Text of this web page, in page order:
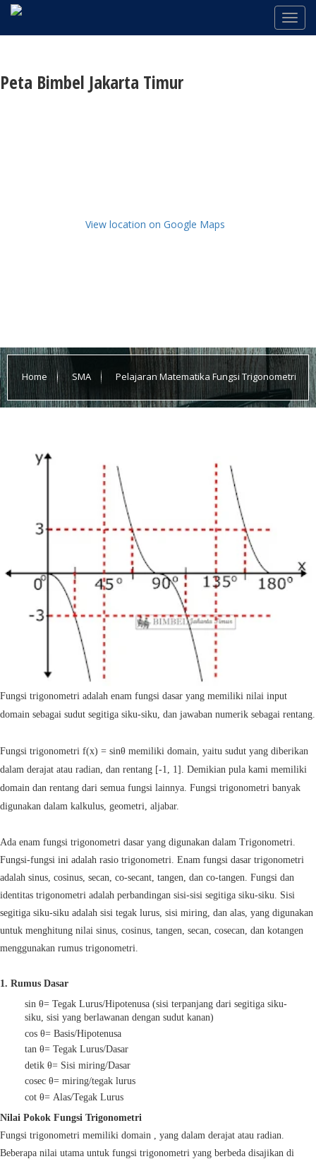
Peta Bimbel Jakarta Timur
View location on Google Maps
Home SMA Pelajaran Matematika Fungsi Trigonometri
Fungsi trigonometri adalah enam fungsi dasar yang memiliki nilai input
domain sebagai sudut segitiga siku-siku, dan jawaban numerik sebagai rentang.
Fungsi trigonometri f(x) = sinθ memiliki domain, yaitu sudut yang diberikan
dalam derajat atau radian, dan rentang [-1, 1]. Demikian pula kami memiliki
domain dan rentang dari semua fungsi lainnya. Fungsi trigonometri banyak
digunakan dalam kalkulus, geometri, aljabar.
Ada enam fungsi trigonometri dasar yang digunakan dalam Trigonometri.
Fungsi-fungsi ini adalah rasio trigonometri. Enam fungsi dasar trigonometri
adalah sinus, cosinus, secan, co-secant, tangen, dan co-tangen. Fungsi dan
identitas trigonometri adalah perbandingan sisi-sisi segitiga siku-siku. Sisi
segitiga siku-siku adalah sisi tegak lurus, sisi miring, dan alas, yang digunakan
untuk menghitung nilai sinus, cosinus, tangen, secan, cosecan, dan kotangen
menggunakan rumus trigonometri.
1. Rumus Dasar
sin θ= Tegak Lurus/Hipotenusa (sisi terpanjang dari segitiga siku-
siku, sisi yang berlawanan dengan sudut kanan)
cos θ= Basis/Hipotenusa
tan θ= Tegak Lurus/Dasar
detik θ= Sisi miring/Dasar
cosec θ= miring/tegak lurus
cot θ= Alas/Tegak Lurus
Nilai Pokok Fungsi Trigonometri
Fungsi trigonometri memiliki domain , yang dalam derajat atau radian.
Beberapa nilai utama untuk fungsi trigonometri yang berbeda disajikan di